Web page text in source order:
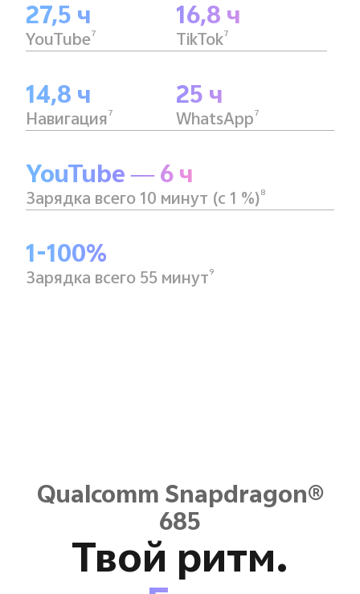
27,5 ч
YouTube7
16,8 ч
TikTok7
14,8 ч
Навигация7
25 ч
WhatsApp7
YouTube — 6 ч
Зарядка всего 10 минут (с 1 %)8
1-100%
Зарядка всего 55 минут9
Qualcomm Snapdragon®
685
Твой ритм.